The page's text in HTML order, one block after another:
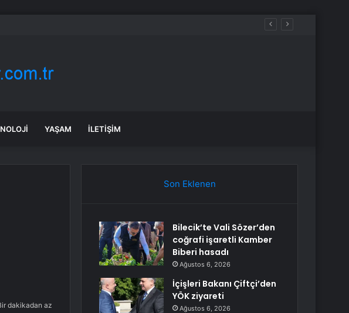
YAŞAM İLETIŞIM
dakikadan az
Son Eklenen
Bilecik’te Vali Sözer’den
coğrafi işaretli Kamber
Biberi hasadı
Ağustos 6, 2026
İçişleri Bakanı Çiftçi’den
YÖK ziyareti
Ağustos 6, 2026